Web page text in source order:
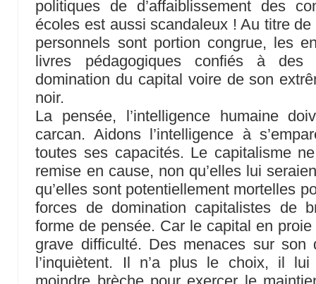
politiques de d’affaiblissement des
écoles est aussi scandaleux ! Au titre
personnels sont portion congrue, les
livres pédagogiques confiés à des
domination du capital voire de son
noir.
La pensée, l’intelligence humaine
carcan. Aidons l’intelligence à
toutes ses capacités. Le capitalisme
remise en cause, non qu’elles lui
qu’elles sont potentiellement mortelles
forces de domination capitalistes de
forme de pensée. Car le capital en
grave difficulté. Des menaces sur son
l’inquiètent. Il n’a plus le choix, il lui